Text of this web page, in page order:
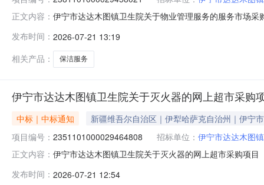
正文内容： 伊宁市达达木图镇卫生院关于物业管理服务的服务市场
区划编码:654002项目所在行政区划名称:新疆维吾尔自
发布时间： 2026-07-21 13:19
相关产品：
保洁服务
伊宁市达达木图镇卫生院关于灭火器的网上超市采购
中标｜中标通知
新疆维吾尔自治区｜伊犁哈萨克自治州｜伊宁市
项目编号： 2351101000029464808 招标单位： 伊宁市达达木图
正文内容： 伊宁市达达木图镇卫生院关于灭火器的网上超市采购项
码:654002项目所在行政区划名称:新疆维吾尔自治区伊
发布时间： 2026-07-21 12:54